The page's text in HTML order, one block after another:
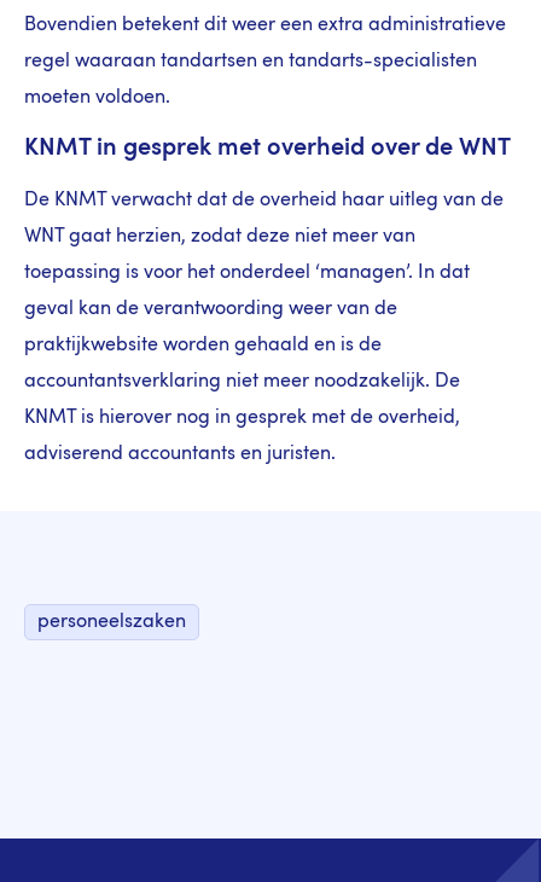
Bovendien betekent dit weer een extra administratieve
regel waaraan tandartsen en tandarts-specialisten
moeten voldoen.
KNMT in gesprek met overheid over de WNT
De KNMT verwacht dat de overheid haar uitleg van de
WNT gaat herzien, zodat deze niet meer van
toepassing is voor het onderdeel ‘managen’. In dat
geval kan de verantwoording weer van de
praktijkwebsite worden gehaald en is de
accountantsverklaring niet meer noodzakelijk. De
KNMT is hierover nog in gesprek met de overheid,
adviserend accountants en juristen.
personeelszaken